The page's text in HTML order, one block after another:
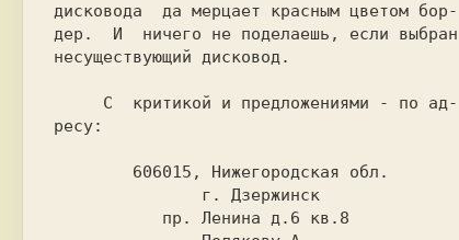
дисковода  да мерцает красным цветом бор-
дер.  И  ничего не поделаешь, если выбран
несуществующий дисковод.
ресу: